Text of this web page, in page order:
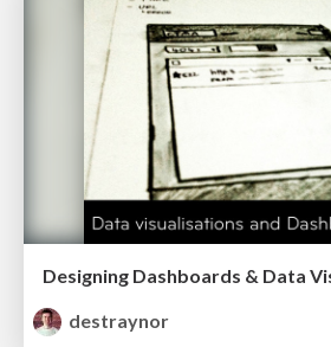
destraynor